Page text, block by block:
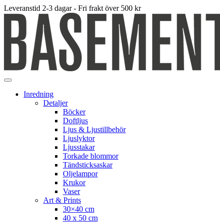
Leveranstid 2-3 dagar - Fri frakt över 500 kr
Inredning
Detaljer
Böcker
Doftljus
Ljus & Ljustillbehör
Ljuslyktor
Ljusstakar
Torkade blommor
Tändsticksaskar
Oljelampor
Krukor
Vaser
Art & Prints
30×40 cm
40 x 50 cm